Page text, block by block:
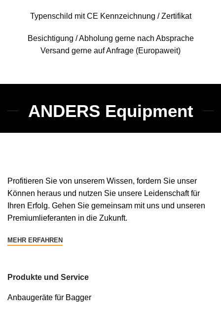
Typenschild mit CE Kennzeichnung / Zertifikat
Besichtigung / Abholung gerne nach Absprache
Versand gerne auf Anfrage (Europaweit)
ANDERS Equipment
Profitieren Sie von unserem Wissen, fordern Sie unser
Können heraus und nutzen Sie unsere Leidenschaft für
Ihren Erfolg. Gehen Sie gemeinsam mit uns und unseren
Premiumlieferanten in die Zukunft.
MEHR ERFAHREN
Produkte und Service
Anbaugeräte für Bagger